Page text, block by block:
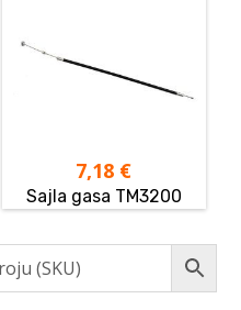
7,18 €
Sajla gasa TM3200